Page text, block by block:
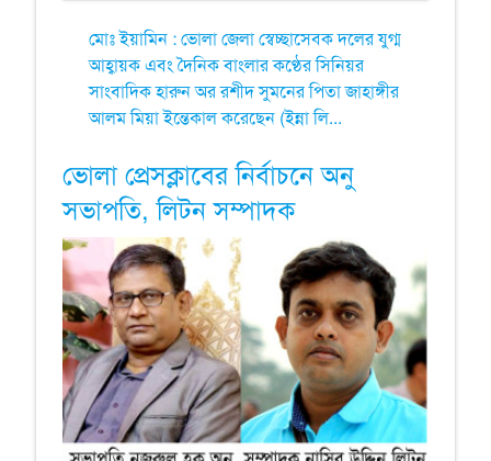
মোঃ ইয়ামিন : ভোলা জেলা স্বেচ্ছাসেবক দলের যুগ্ম
আহ্বায়ক এবং দৈনিক বাংলার কণ্ঠের সিনিয়র
সাংবাদিক হারুন অর রশীদ সুমনের পিতা জাহাঙ্গীর
আলম মিয়া ইন্তেকাল করেছেন (ইন্না লি...
ভোলা প্রেসক্লাবের নির্বাচনে অনু
সভাপতি, লিটন সম্পাদক